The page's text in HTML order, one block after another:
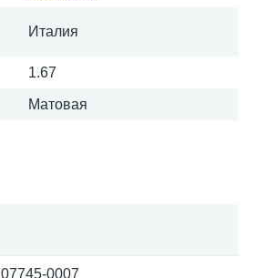
Италия
1.67
Матовая
07745-0007